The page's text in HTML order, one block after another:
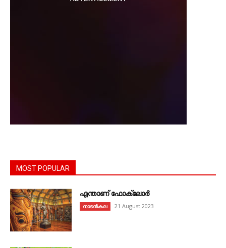
MOST POPULAR
എന്താണ്‌ ഫോക്‌ലോർ
നാടൻകല 21 August 2023